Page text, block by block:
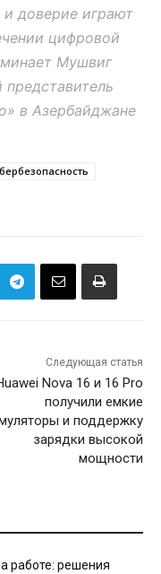
доверие играют
цифровой
Мушвиг
в Азербайджане
Следующая статья
Nova 16 и 16 Pro
получили емкие
и поддержку
зарядки высокой
мощности
работе: решения